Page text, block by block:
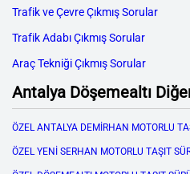
Trafik ve Çevre Çıkmış Sorular
Trafik Adabı Çıkmış Sorular
Araç Tekniği Çıkmış Sorular
Antalya Döşemealtı
ÖZEL ANTALYA DEMİRHAN MOTORLU
ÖZEL YENİ SERHAN MOTORLU TAŞIT